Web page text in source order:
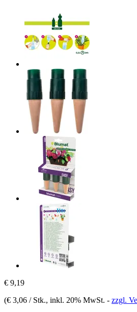
€ 9,19
(€ 3,06 / Stk., inkl. 20% MwSt. - zzgl.